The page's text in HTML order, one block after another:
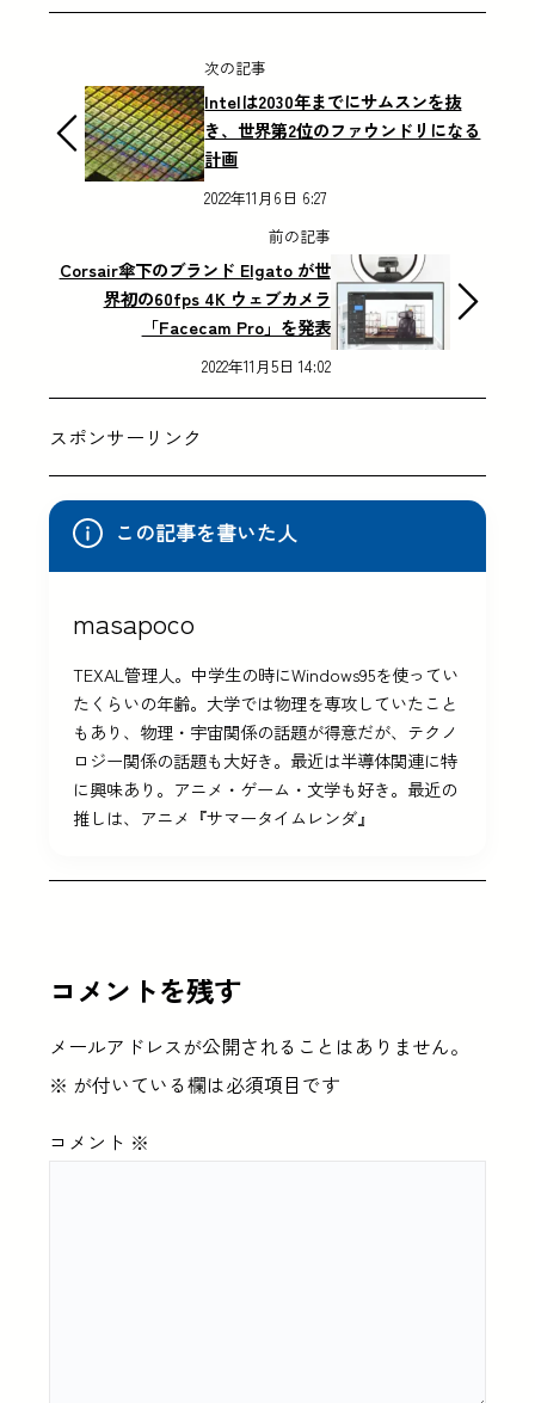
次の記事
Intelは2030年までにサムスンを抜
き、世界第2位のファウンドリになる
計画
2022年11月6日 6:27
前の記事
Corsair傘下のブランド Elgato が世
界初の60fps 4K ウェブカメラ
「Facecam Pro」を発表
2022年11月5日 14:02
スポンサーリンク
この記事を書いた人
masapoco
TEXAL管理人。中学生の時にWindows95を使ってい
たくらいの年齢。大学では物理を専攻していたこと
もあり、物理・宇宙関係の話題が得意だが、テクノ
ロジー関係の話題も大好き。最近は半導体関連に特
に興味あり。アニメ・ゲーム・文学も好き。最近の
推しは、アニメ『サマータイムレンダ』
コメントを残す
メールアドレスが公開されることはありません。
※ が付いている欄は必須項目です
コメント ※